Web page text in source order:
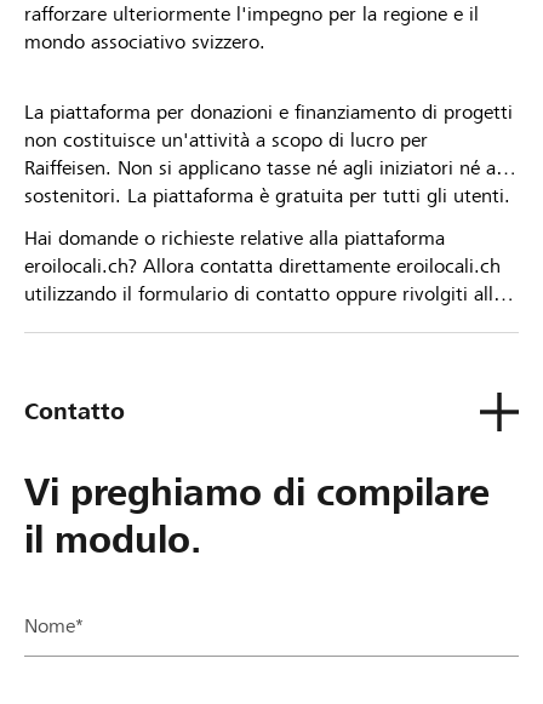
rafforzare ulteriormente l'impegno per la regione e il
mondo associativo svizzero.
La piattaforma per donazioni e finanziamento di progetti
non costituisce un'attività a scopo di lucro per
Raiffeisen. Non si applicano tasse né agli iniziatori né ai
sostenitori. La piattaforma è gratuita per tutti gli utenti.
Hai domande o richieste relative alla piattaforma
eroilocali.ch? Allora contatta direttamente eroilocali.ch
utilizzando il formulario di contatto oppure rivolgiti alla
Contatto
Vi preghiamo di compilare
il modulo.
Nome*